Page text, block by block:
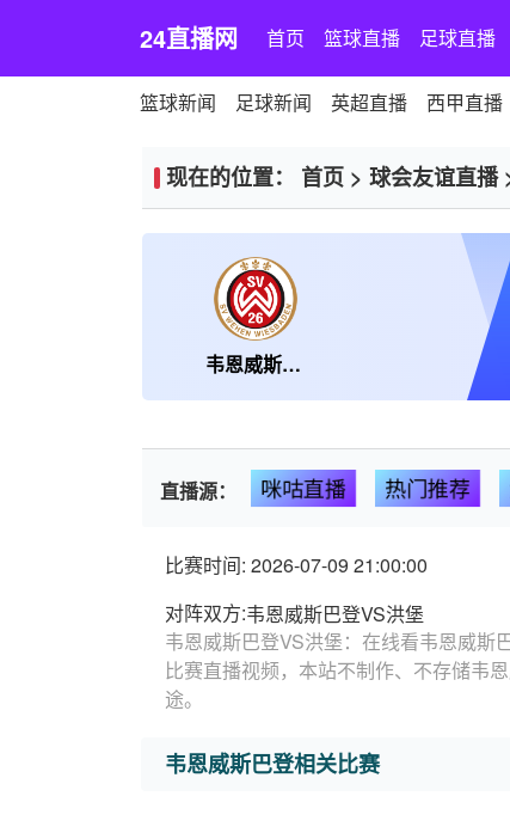
24直播网 首页 篮球直播 足球直播
篮球新闻 足球新闻 英超直播 西甲直播
现在的位置： 首页 > 球会友谊直播
韦恩威斯巴登
直播源： 咪咕直播 热门推荐
比赛时间: 2026-07-09 21:00:00
对阵双方:韦恩威斯巴登VS洪堡
韦恩威斯巴登VS洪堡：在线看韦恩威斯
比赛直播视频，本站不制作、不存储韦
途。
韦恩威斯巴登相关比赛